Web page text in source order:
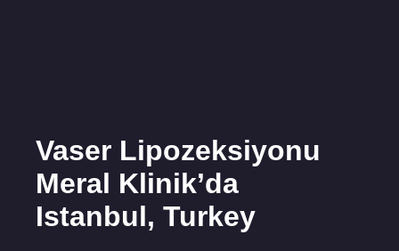
Vaser Lipozeksiyonu
Meral Klinik’da
Istanbul, Turkey